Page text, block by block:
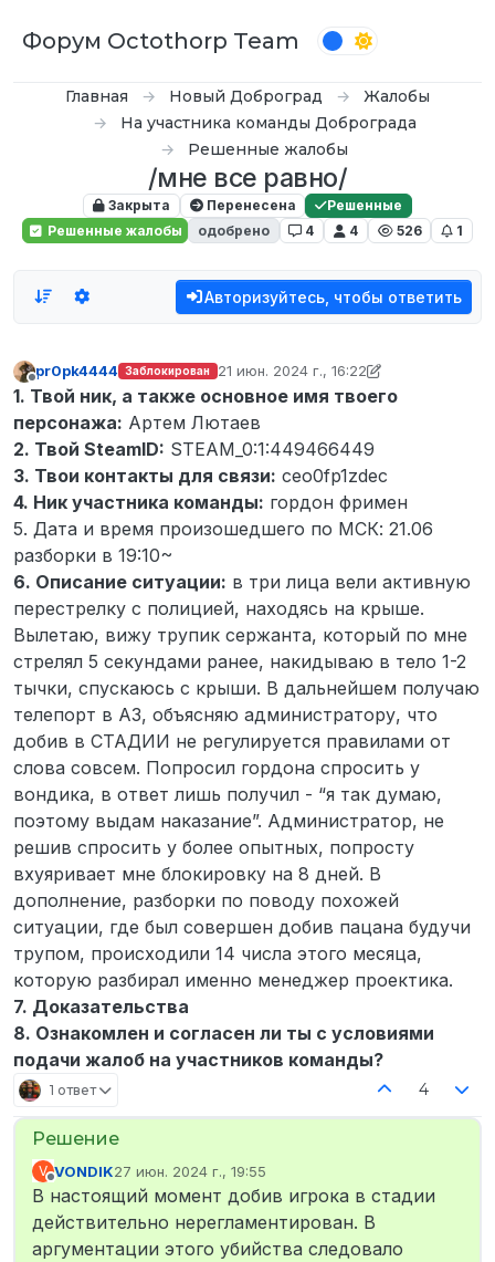
Форум Octothorp Team
Главная Новый Доброград
Жалобы
На участника команды Доброграда
Решенные жалобы
/мне все равно/
Закрыта Перенесена
Решенные
Решенные жалобы
одобрено 4 4 526 1
Авторизуйтесь, чтобы ответить
Не в сети
pr0pk4444 Заблокирован 21 июн. 2024 г., 16:22
отредактировано VONDIK
1. Твой ник, а также основное имя твоего
персонажа: Артем Лютаев
2. Твой SteamID: STEAM_0:1:449466449
3. Твои контакты для связи: ceo0fp1zdec
4. Ник участника команды: гордон фримен
5. Дата и время произошедшего по МСК: 21.06
разборки в 19:10~
6. Описание ситуации: в три лица вели активную
перестрелку с полицией, находясь на крыше.
Вылетаю, вижу трупик сержанта, который по мне
стрелял 5 секундами ранее, накидываю в тело 1-2
тычки, спускаюсь с крыши. В дальнейшем получаю
телепорт в АЗ, объясняю администратору, что
добив в СТАДИИ не регулируется правилами от
слова совсем. Попросил гордона спросить у
вондика, в ответ лишь получил - “я так думаю,
поэтому выдам наказание”. Администратор, не
решив спросить у более опытных, попросту
вхуяривает мне блокировку на 8 дней. В
дополнение, разборки по поводу похожей
ситуации, где был совершен добив пацана будучи
трупом, происходили 14 числа этого месяца,
которую разбирал именно менеджер проектика.
7. Доказательства
8. Ознакомлен и согласен ли ты с условиями
подачи жалоб на участников команды?
1 ответ 4
V
Не в сети
VONDIK27 июн. 2024 г., 19:55
отредактировано
В настоящий момент добив игрока в стадии
действительно нерегламентирован. В
аргументации этого убийства следовало